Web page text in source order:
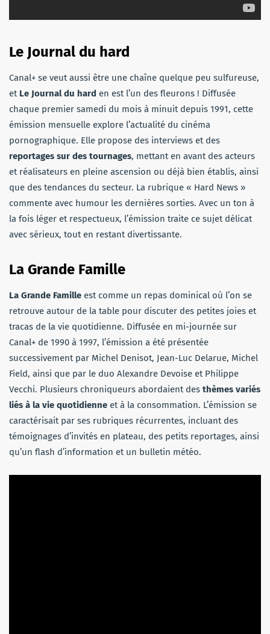
Le Journal du hard
Canal+ se veut aussi être une chaîne quelque peu sulfureuse,
et Le Journal du hard en est l’un des fleurons ! Diffusée
chaque premier samedi du mois à minuit depuis 1991, cette
émission mensuelle explore l’actualité du cinéma
pornographique. Elle propose des interviews et des
reportages sur des tournages, mettant en avant des acteurs
et réalisateurs en pleine ascension ou déjà bien établis, ainsi
que des tendances du secteur. La rubrique « Hard News »
commente avec humour les dernières sorties. Avec un ton à
la fois léger et respectueux, l’émission traite ce sujet délicat
avec sérieux, tout en restant divertissante.
La Grande Famille
La Grande Famille est comme un repas dominical où l’on se
retrouve autour de la table pour discuter des petites joies et
tracas de la vie quotidienne. Diffusée en mi-journée sur
Canal+ de 1990 à 1997, l’émission a été présentée
successivement par Michel Denisot, Jean-Luc Delarue, Michel
Field, ainsi que par le duo Alexandre Devoise et Philippe
Vecchi. Plusieurs chroniqueurs abordaient des thèmes variés
liés à la vie quotidienne et à la consommation. L’émission se
caractérisait par ses rubriques récurrentes, incluant des
témoignages d’invités en plateau, des petits reportages, ainsi
qu’un flash d’information et un bulletin météo.